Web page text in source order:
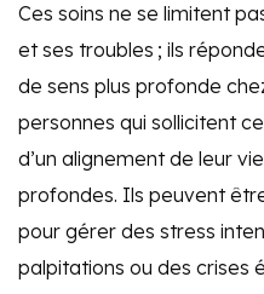
Ces soins ne se limitent
et ses troubles ; ils
de sens plus profonde
personnes qui sollicitent
d’un alignement de leur
profondes. Ils peuvent
pour gérer des stress
palpitations ou des crises